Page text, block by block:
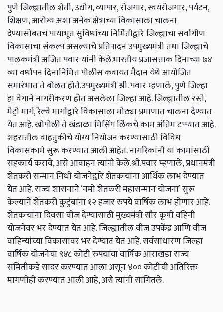
पुणे जिल्ह्यातील शेती, उद्योग, व्यापार, रोजगार, स्वयंरोजगार, पर्यटन,
शिक्षण, आरोग्य अशा अनेक क्षेत्राच्या विकासाला चालना
देण्यासोबतच पायाभूत सुविधांच्या निर्मितीद्वारे जिल्ह्याचा सर्वांगीण
विकासाचा संकल्प असल्याचे प्रतिपादन उपमुख्यमंत्री तथा जिल्ह्याचे
पालकमंत्री अजित पवार यांनी केले.भारतीय प्रजासत्ताक दिनाच्या ७४
व्या वर्धापन दिनानिमित्त पोलीस कवायत मैदान येथे आयोजित
समारंभात ते बोलत होते.उपमुख्यमंत्री श्री. पवार म्हणाले, पुणे जिल्हा
हा वेगाने नागरीकरण होत असलेला जिल्हा आहे. जिल्ह्यातील रस्ते,
मेट्रो मार्ग, रेल्वे मार्गाद्वारे विकासाला मोठ्या प्रमाणात चालना देण्यात
येत आहे. खोपोली ते खंडाळा मिसिंग लिंकचे काम अंतिम टप्प्यात आहे.
शहरातील वाहतुकीचे योग्य नियोजन करण्यासाठी विविध
विकासकामे सुरू करण्यात आली आहेत. नागरिकांनी या कामांसाठी
सहकार्य करावे, असे आवाहन त्यांनी केले.श्री.पवार म्हणाले, प्रधानमंत्री
शेतकरी सन्मान निधी योजनेद्वारे शेतकऱ्यांना आर्थिक लाभ देण्यात
येत आहे. राज्य शासनाने ‘नमो शेतकरी महासन्मान योजना’ सुरू
केल्याने शेतकरी कुटुंबांना १२ हजार रुपये वार्षिक लाभ होणार आहे.
शेतकऱ्यांना दिवसा वीज देण्यासाठी मुख्यमंत्री सौर कृषी वहिनी
योजनेवर भर देण्यात येत आहे. जिल्ह्यातील वीज उपकेंद्र आणि वीज
वाहिन्यांच्या विकासावर भर देण्यात येत आहे. सर्वसाधारण जिल्हा
वार्षिक योजनेचा ९४८ कोटी रुपयांचा वार्षिक आराखडा राज्य
समितीकडे सादर करण्यात आला असून ४०० कोटींची अतिरिक्त
मागणीही करण्यात आली आहे, असे त्यांनी सांगितले.